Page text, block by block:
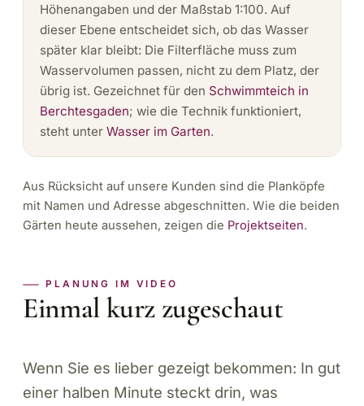
Höhenangaben und der Maßstab 1:100. Auf
dieser Ebene entscheidet sich, ob das Wasser
später klar bleibt: Die Filterfläche muss zum
Wasservolumen passen, nicht zu dem Platz, der
übrig ist. Gezeichnet für den Schwimmteich in
Berchtesgaden; wie die Technik funktioniert,
steht unter Wasser im Garten.
Aus Rücksicht auf unsere Kunden sind die Planköpfe
mit Namen und Adresse abgeschnitten. Wie die beiden
Gärten heute aussehen, zeigen die Projektseiten.
PLANUNG IM VIDEO
Einmal kurz zugeschaut
Wenn Sie es lieber gezeigt bekommen: In gut
einer halben Minute steckt drin, was